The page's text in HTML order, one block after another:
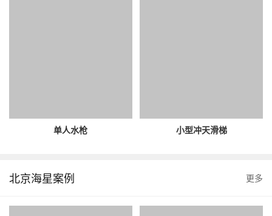
单人水枪 小型冲天滑梯
北京海星案例 更多